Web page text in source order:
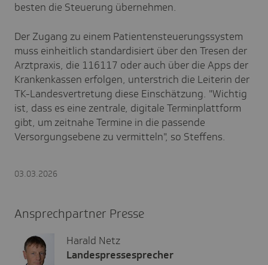
besten die Steuerung übernehmen.
Der Zugang zu einem Patientensteuerungssystem
muss einheitlich standardisiert über den Tresen der
Arztpraxis, die 116117 oder auch über die Apps der
Krankenkassen erfolgen, unterstrich die Leiterin der
TK-Landesvertretung diese Einschätzung. "Wichtig
ist, dass es eine zentrale, digitale Terminplattform
gibt, um zeitnahe Termine in die passende
Versorgungsebene zu vermitteln", so Steffens.
03.03.2026
Ansprechpartner Presse
Harald Netz
Landespressesprecher